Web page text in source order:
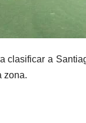
clasificar a
zona.